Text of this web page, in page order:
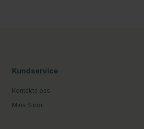
Kundservice
Kontakta oss
Mina Sidor